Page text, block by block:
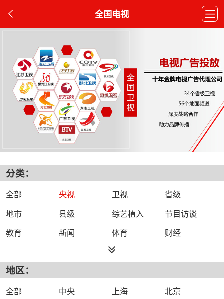
全国电视
分类：
全部 央视 卫视
省级
地市
县级 综艺植入
节目访谈
教育
新闻 体育
财经
科技
都市
文化
文艺 娱乐
影视
地区：
全部 中央 上海
北京